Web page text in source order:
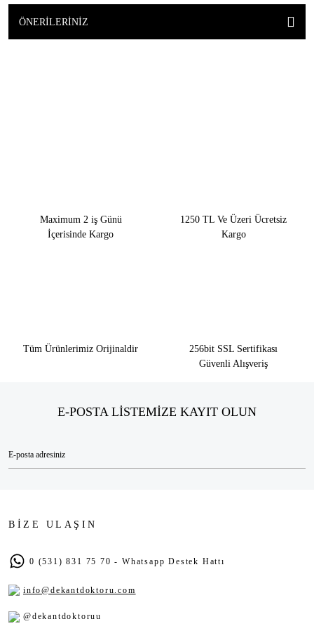
ÖNERILERINIZ
Maximum 2 iş Günü
İçerisinde Kargo
1250 TL Ve Üzeri Ücretsiz
Kargo
Tüm Ürünlerimiz Orijinaldir
256bit SSL Sertifikası
Güvenli Alışveriş
E-POSTA LİSTEMİZE KAYIT OLUN
BİZE ULAŞIN
0 (531) 831 75 70 - Whatsapp Destek Hattı
info@dekantdoktoru.com
@dekantdoktoruu